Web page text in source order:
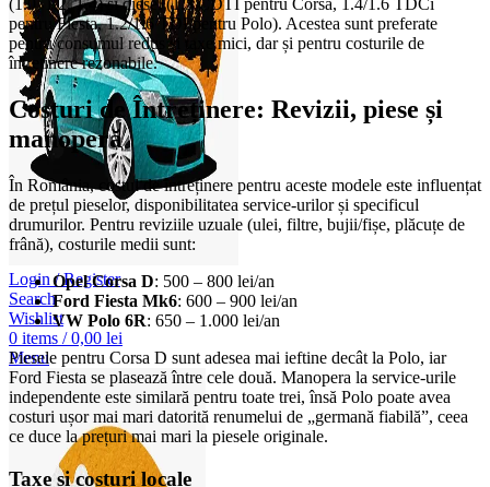
Login / Register
Search
Wishlist
0 items / 0,00 lei
Menu
(1.0, 1.2, 1.4) și diesel (1.3 CDTI pentru Corsa, 1.4/1.6 TDCi
pentru Fiesta, 1.2/1.6 TDI pentru Polo). Acestea sunt preferate
pentru consumul redus și taxe mici, dar și pentru costurile de
întreținere rezonabile.
Costuri de Întreținere: Revizii, piese și
manoperă
În România, costul de întreținere pentru aceste modele este influențat
de prețul pieselor, disponibilitatea service-urilor și specificul
drumurilor. Pentru reviziile uzuale (ulei, filtre, bujii/fișe, plăcuțe de
frână), costurile medii sunt:
Opel Corsa D: 500 – 800 lei/an
Ford Fiesta Mk6: 600 – 900 lei/an
VW Polo 6R: 650 – 1.000 lei/an
Piesele pentru Corsa D sunt adesea mai ieftine decât la Polo, iar
Ford Fiesta se plasează între cele două. Manopera la service-urile
independente este similară pentru toate trei, însă Polo poate avea
costuri ușor mai mari datorită renumelui de „germană fiabilă”, ceea
ce duce la prețuri mai mari la piesele originale.
Taxe și costuri locale